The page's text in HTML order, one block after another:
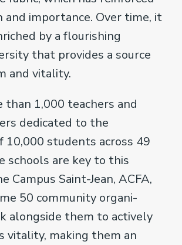
importance. Over time, it
by a flourishing
that provides a source
and vitality.
than 1,000 teachers and
dedicated to the
10,000 students across 49
schools are key to this
Campus Saint-Jean, ACFA,
50 community organi­
alongside them to actively
vitality, making them an